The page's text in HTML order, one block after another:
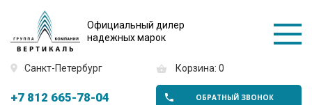
Официальный дилер
надежных марок
Санкт-Петербург Корзина: 0
+7 812 665-78-04 ОБРАТНЫЙ ЗВОНОК